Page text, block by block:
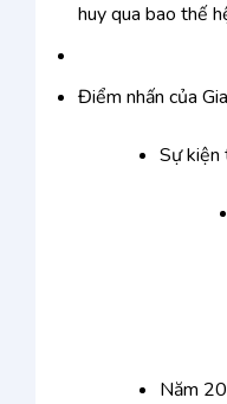
huy qua bao thế
Điểm nhấn của
Sự kiện
Năm